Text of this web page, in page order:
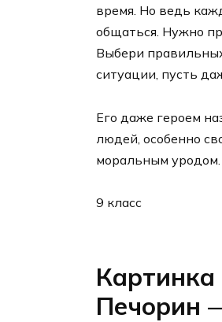
время. Но ведь
общаться. Нужно
Выбери
ситуации, пусть
Его даже героем
людей, особенно
моральным уродом.
9 класс
Печорин